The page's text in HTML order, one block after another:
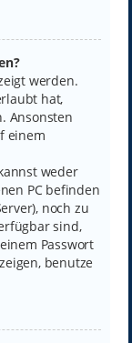
werden.
hat,
Ansonsten
einem
weder
PC befinden
noch zu
sind,
Passwort
benutze